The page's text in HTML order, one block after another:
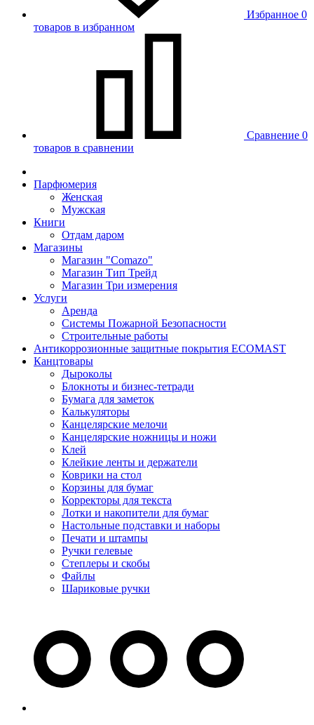
Избранное 0
товаров в избранном
Сравнение 0
товаров в сравнении
Парфюмерия
Женская
Мужская
Книги
Отдам даром
Магазины
Магазин "Comazo"
Магазин Тип Трейд
Магазин Три измерения
Услуги
Аренда
Системы Пожарной Безопасности
Строительные работы
Антикоррозионные защитные покрытия ECOMAST
Канцтовары
Дыроколы
Блокноты и бизнес-тетради
Бумага для заметок
Калькуляторы
Канцелярские мелочи
Канцелярские ножницы и ножи
Клей
Клейкие ленты и держатели
Коврики на стол
Корзины для бумаг
Корректоры для текста
Лотки и накопители для бумаг
Настольные подставки и наборы
Печати и штампы
Ручки гелевые
Степлеры и скобы
Файлы
Шариковые ручки